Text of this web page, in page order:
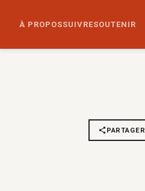
À PROPOSSUIVRESOUTENIR
PARTAGER